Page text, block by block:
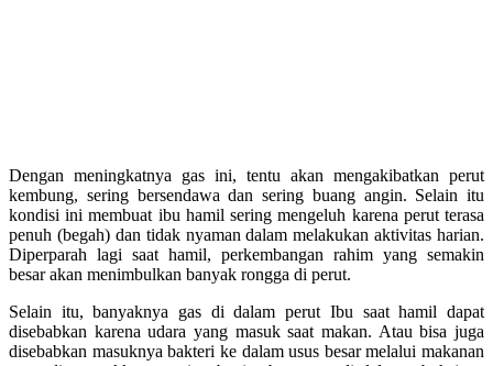
Dengan meningkatnya gas ini, tentu akan mengakibatkan perut
kembung, sering bersendawa dan sering buang angin. Selain itu
kondisi ini membuat ibu hamil sering mengeluh karena perut terasa
penuh (begah) dan tidak nyaman dalam melakukan aktivitas harian.
Diperparah lagi saat hamil, perkembangan rahim yang semakin
besar akan menimbulkan banyak rongga di perut.
Selain itu, banyaknya gas di dalam perut Ibu saat hamil dapat
disebabkan karena udara yang masuk saat makan. Atau bisa juga
disebabkan masuknya bakteri ke dalam usus besar melalui makanan